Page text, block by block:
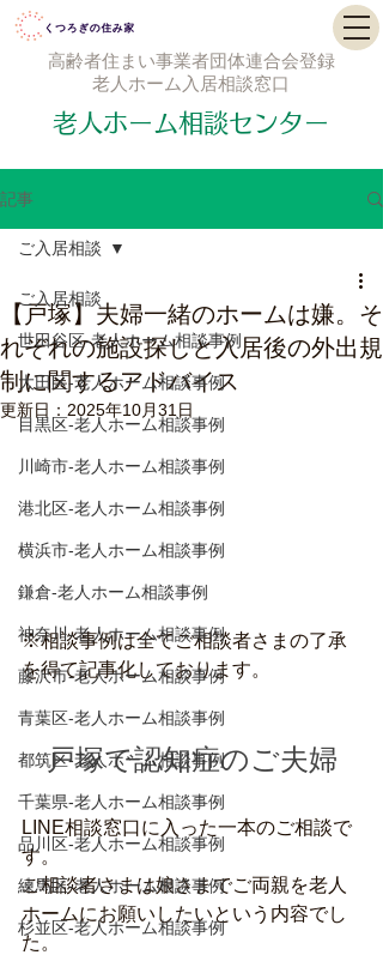
老人ホーム相談センター
高齢者住まい事業者団体連合会登録
老人ホーム入居相談窓口
記事
ご入居相談
世田谷区-老人ホーム相談事例
大田区-老人ホーム相談事例
目黒区-老人ホーム相談事例
川崎市-老人ホーム相談事例
港北区-老人ホーム相談事例
横浜市-老人ホーム相談事例
鎌倉-老人ホーム相談事例
神奈川-老人ホーム相談事例
藤沢市-老人ホーム相談事例
青葉区-老人ホーム相談事例
都筑区-老人ホーム相談事例
千葉県-老人ホーム相談事例
品川区-老人ホーム相談事例
練馬区-老人ホーム相談事例
杉並区-老人ホーム相談事例
ご入居相談
【戸塚】夫婦一緒のホームは嫌。そ
れぞれの施設探しと入居後の外出規
制に関するアドバイス
更新日： 2025年10月31日
※相談事例は全てご相談者さまの了承
を得て記事化しております。
戸塚で認知症のご夫婦
LINE相談窓口に入った一本のご相談で
す。
ご相談者さまは娘さまでご両親を老人
ホームにお願いしたいという内容でし
た。